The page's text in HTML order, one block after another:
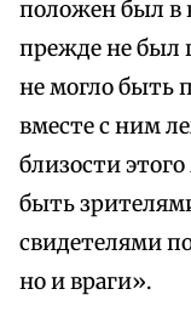
положен был в
прежде не был
не могло быть
вместе с ним
близости
быть
свидетелями
но и враги».